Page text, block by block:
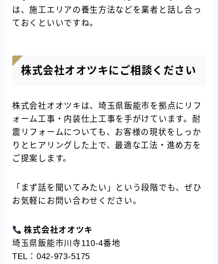
は、施工エリアの養生方法などを業者と話し合っ
ておくといいですね。
株式会社オオツキにご相談ください
株式会社オオツキは、埼玉県飯能市を拠点にリフ
ォーム工事・内装仕上工事を手がけています。耐
震リフォームについても、お客様の現状をしっか
りとヒアリングした上で、最適な工法・進め方を
ご提案します。
「まず話を聞いてみたい」という段階でも、ぜひ
お気軽にお問い合わせください。
株式会社オオツキ
埼玉県飯能市川寺110-4番地
TEL：042-973-5175